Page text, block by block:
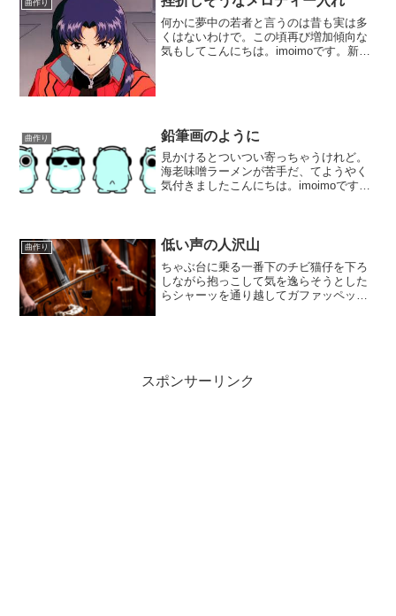
曲作り
何かに夢中の若者と言うのは昔も実は多
くはないわけで。この頃再び増加傾向な
気もしてこんにちは。imoimoです。新し
曲作り 鉛筆画のように
見かけるとついつい寄っちゃうけれど。
海老味噌ラーメンが苦手だ、てようやく
気付きましたこんにちは。imoimoです。
ります。オケ音源...
曲作り 低い声の人沢山
ちゃぶ台に乗る一番下のチビ猫仔を下ろ
しながら抱っこして気を逸らそうとした
らシャーッを通り越してガファッペッペ
スポンサーリンク